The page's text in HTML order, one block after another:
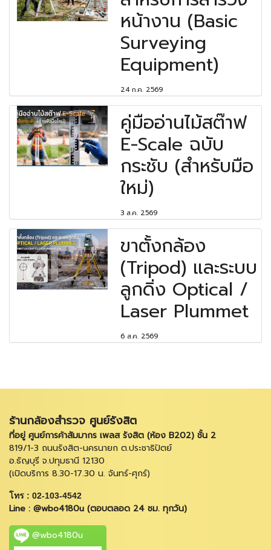
หน้างาน (Basic
Surveying
Equipment)
24 ก.ค. 2569
คู่มืออ่านไม้สต๊าฟ
E-Scale ฉบับ
กระชับ (สำหรับมือ
ใหม่)
3 ส.ค. 2569
ขาตั้งกล้อง
(Tripod) และระบบ
ลูกดิ่ง Optical /
Laser Plummet
6 ส.ค. 2569
ร้านกล้องสำรวจ ศูนย์รังสิต
ที่อยู่ ศูนย์การค้าสัมมากร เพลส รังสิต (ห้อง B202) ชั้น 2
819/1-3 ถนนรังสิต-นครนายก ต.ประชาธิปัตย์
อ.ธัญบุรี จ.ปทุมธานี 12130
(เปิดบริการ 8.30-17.30 น. จันทร์-ศุกร์)
โทร : 02-103-4542
Line : @wbo4180u (ตอบตลอด 24 ชม. ทุกวัน)
@wbo4180u